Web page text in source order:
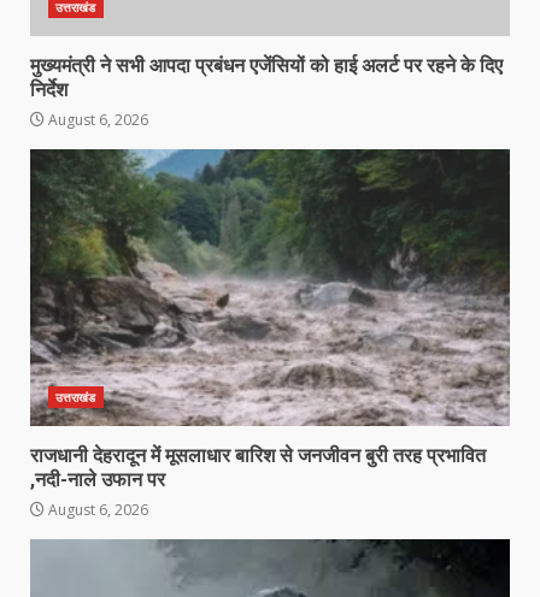
उत्तराखंड
मुख्यमंत्री ने सभी आपदा प्रबंधन एजेंसियों को हाई अलर्ट पर रहने के दिए
निर्देश
August 6, 2026
उत्तराखंड
राजधानी देहरादून में मूसलाधार बारिश से जनजीवन बुरी तरह प्रभावित
,नदी-नाले उफान पर
August 6, 2026